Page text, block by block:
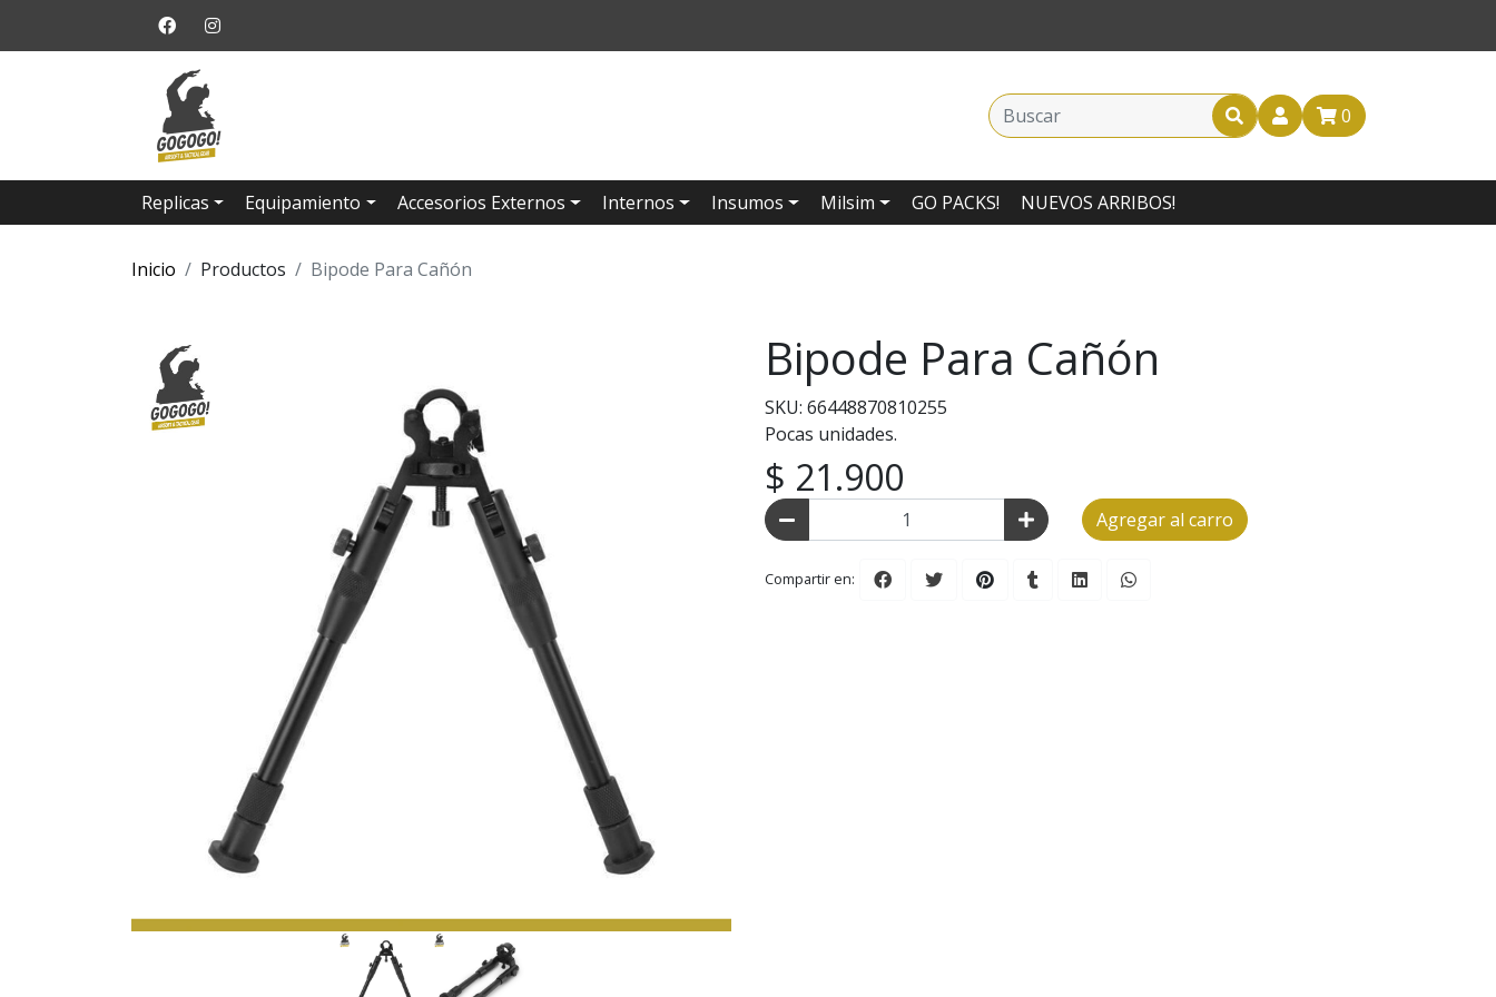
0
Replicas Equipamiento Accesorios Externos Internos Insumos Milsim GO PACKS! NUEVOS ARRIBOS!
Inicio Productos Bipode Para Cañón
Bipode Para Cañón
SKU: 66448870810255
Pocas unidades.
$ 21.900
Agregar al carro
Compartir en: